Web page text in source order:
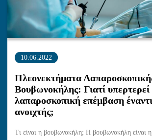
10.06.2022
Πλεονεκτήματα
Βουβωνοκήλης: Γιατί υπερτερεί
λαπαροσκοπική επέμβαση
ανοιχτής;
Τι είναι η βουβωνοκήλη; Η βουβωνοκήλη είναι